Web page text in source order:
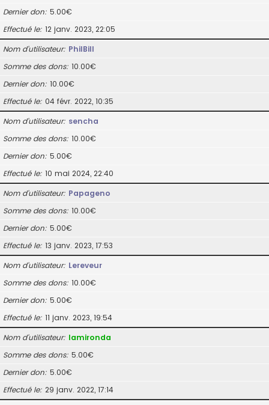
Dernier don 5.00€
Effectué le 12 janv. 2023, 22:05
Nom d’utilisateur PhilBill
Somme des dons 10.00€
Dernier don 10.00€
Effectué le 04 févr. 2022, 10:35
Nom d’utilisateur sencha
Somme des dons 10.00€
Dernier don 5.00€
Effectué le 10 mai 2024, 22:40
Nom d’utilisateur Papageno
Somme des dons 10.00€
Dernier don 5.00€
Effectué le 13 janv. 2023, 17:53
Nom d’utilisateur Lereveur
Somme des dons 10.00€
Dernier don 5.00€
Effectué le 11 janv. 2023, 19:54
Nom d’utilisateur lamironda
Somme des dons 5.00€
Dernier don 5.00€
Effectué le 29 janv. 2022, 17:14